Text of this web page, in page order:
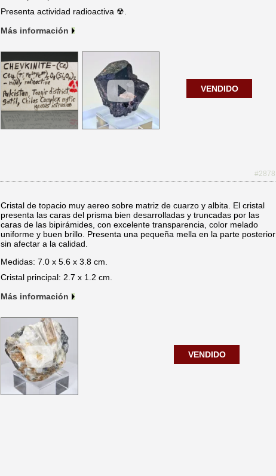
Presenta actividad radioactiva ☢.
Más información
VENDIDO
#2878
Cristal de topacio muy aereo sobre matriz de cuarzo y albita. El cristal
presenta las caras del prisma bien desarrolladas y truncadas por las
caras de las bipirámides, con excelente transparencia, color melado
uniforme y buen brillo. Presenta una pequeña mella en la parte posterior
sin afectar a la calidad.
Medidas: 7.0 x 5.6 x 3.8 cm.
Cristal principal: 2.7 x 1.2 cm.
Más información
VENDIDO